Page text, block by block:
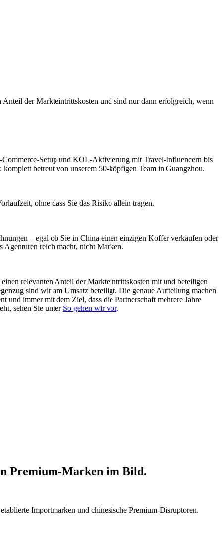
der Markteintrittskosten und sind nur dann erfolgreich, wenn
Setup und KOL-Aktivierung mit Travel-Influencern bis
betreut von unserem 50-köpfigen Team in Guangzhou.
ohne dass Sie das Risiko allein tragen.
– egal ob Sie in China einen einzigen Koffer verkaufen oder
Agenturen reich macht, nicht Marken.
relevanten Anteil der Markteintrittskosten mit und beteiligen
sind wir am Umsatz beteiligt. Die genaue Aufteilung machen
und immer mit dem Ziel, dass die Partnerschaft mehrere Jahre
sehen Sie unter So gehen wir vor.
Premium-Marken im Bild.
Importmarken und chinesische Premium-Disruptoren.